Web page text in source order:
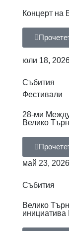
Концерт на
юли 18,
Събития
Фестивали
28-ми
Велико
май 23,
Събития
Велико
инициатива